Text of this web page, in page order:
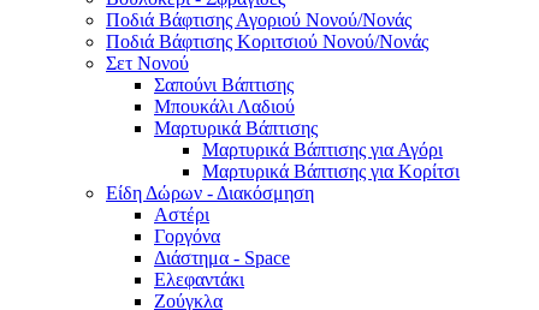
Ποδιά Βάφτισης Αγοριού Νονού/Νονάς
Ποδιά Βάφτισης Κοριτσιού Νονού/Νονάς
Σετ Νονού
Σαπούνι Βάπτισης
Μπουκάλι Λαδιού
Μαρτυρικά Βάπτισης
Μαρτυρικά Βάπτισης για Αγόρι
Μαρτυρικά Βάπτισης για Κορίτσι
Είδη Δώρων - Διακόσμηση
Αστέρι
Γοργόνα
Διάστημα - Space
Ελεφαντάκι
Ζούγκλα